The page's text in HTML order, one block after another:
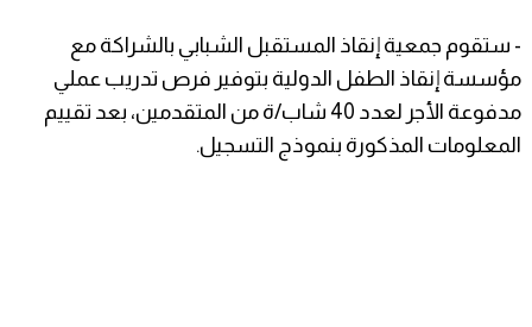
- ستقوم جمعية إنقاذ المستقبل الشبابي بالشراكة مع
مؤسسة إنقاذ الطفل الدولية بتوفير فرص تدريب عملي
مدفوعة الأجر لعدد 40 شاب/ة من المتقدمين، بعد تقييم
المعلومات المذكورة بنموذج التسجيل.